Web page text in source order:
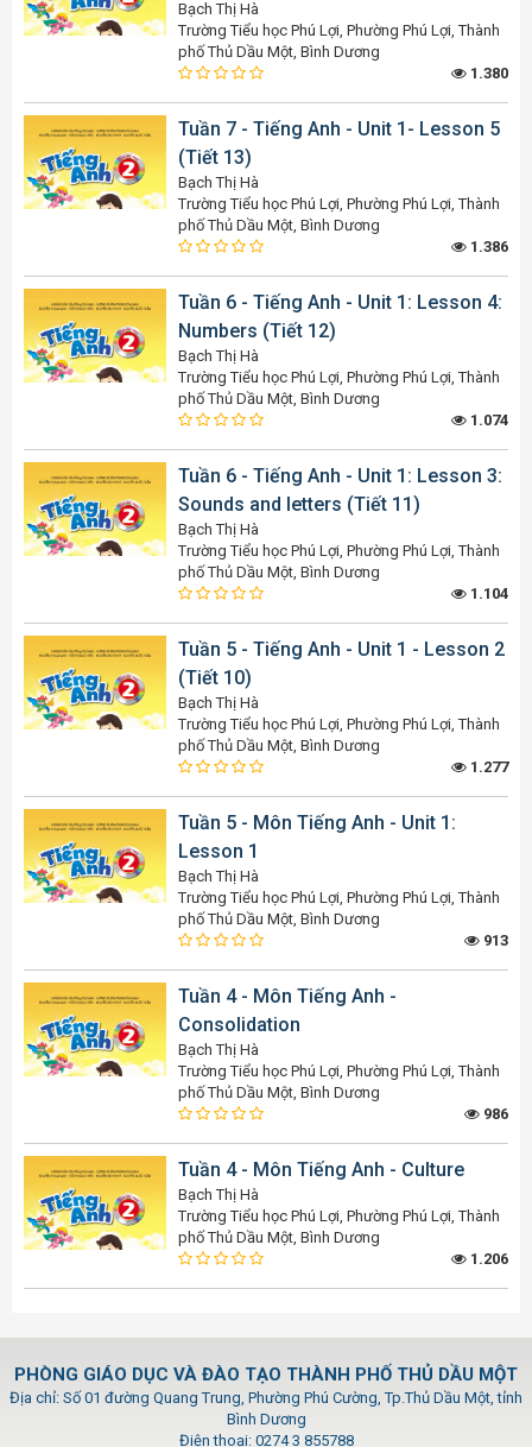
Bạch Thị Hà
Trường Tiểu học Phú Lợi, Phường Phú Lợi, Thành
phố Thủ Dầu Một, Bình Dương
1.380
Tuần 7 - Tiếng Anh - Unit 1- Lesson 5
(Tiết 13)
Bạch Thị Hà
Trường Tiểu học Phú Lợi, Phường Phú Lợi, Thành
phố Thủ Dầu Một, Bình Dương
1.386
Tuần 6 - Tiếng Anh - Unit 1: Lesson 4:
Numbers (Tiết 12)
Bạch Thị Hà
Trường Tiểu học Phú Lợi, Phường Phú Lợi, Thành
phố Thủ Dầu Một, Bình Dương
1.074
Tuần 6 - Tiếng Anh - Unit 1: Lesson 3:
Sounds and letters (Tiết 11)
Bạch Thị Hà
Trường Tiểu học Phú Lợi, Phường Phú Lợi, Thành
phố Thủ Dầu Một, Bình Dương
1.104
Tuần 5 - Tiếng Anh - Unit 1 - Lesson 2
(Tiết 10)
Bạch Thị Hà
Trường Tiểu học Phú Lợi, Phường Phú Lợi, Thành
phố Thủ Dầu Một, Bình Dương
1.277
Tuần 5 - Môn Tiếng Anh - Unit 1:
Lesson 1
Bạch Thị Hà
Trường Tiểu học Phú Lợi, Phường Phú Lợi, Thành
phố Thủ Dầu Một, Bình Dương
913
Tuần 4 - Môn Tiếng Anh -
Consolidation
Bạch Thị Hà
Trường Tiểu học Phú Lợi, Phường Phú Lợi, Thành
phố Thủ Dầu Một, Bình Dương
986
Tuần 4 - Môn Tiếng Anh - Culture
Bạch Thị Hà
Trường Tiểu học Phú Lợi, Phường Phú Lợi, Thành
phố Thủ Dầu Một, Bình Dương
1.206
PHÒNG GIÁO DỤC VÀ ĐÀO TẠO THÀNH PHỐ THỦ DẦU MỘT
Địa chỉ: Số 01 đường Quang Trung, Phường Phú Cường, Tp.Thủ Dầu Một, tỉnh
Bình Dương
Điện thoại: 0274 3 855788